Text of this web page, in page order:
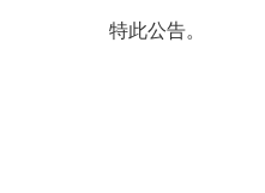
特此公告。